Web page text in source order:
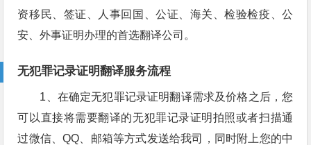
资移民、签证、人事回国、公证、海关、检验检疫、公
安、外事证明办理的首选翻译公司。
无犯罪记录证明翻译服务流程
1、在确定无犯罪记录证明翻译需求及价格之后，您
可以直接将需要翻译的无犯罪记录证明拍照或者扫描通
过微信、QQ、邮箱等方式发送给我司，同时附上您的中